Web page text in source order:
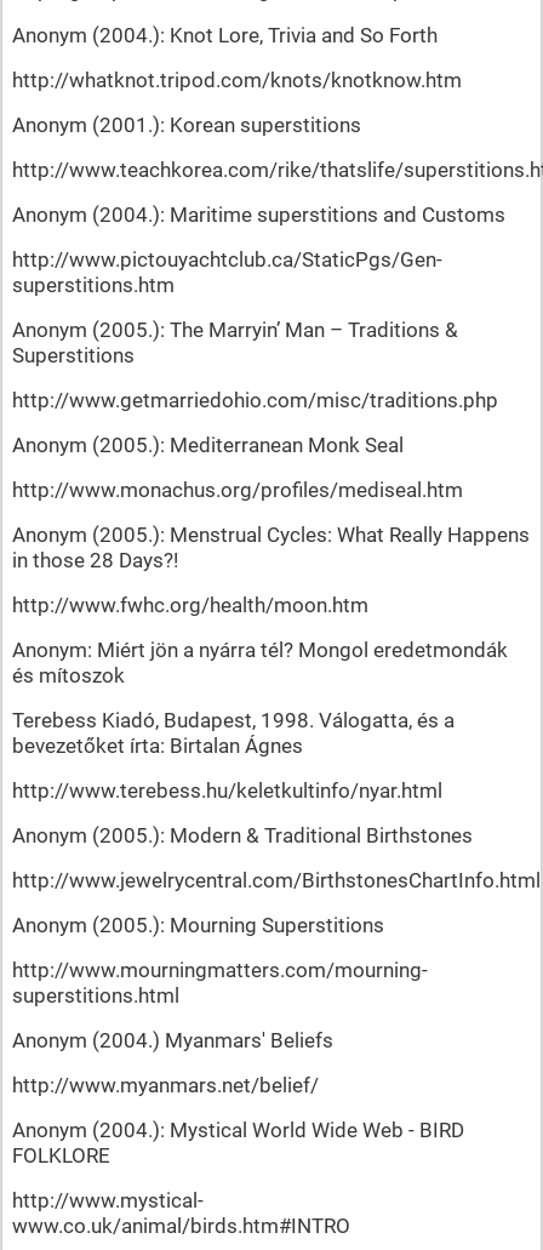
Anonym (2004.): Knot Lore, Trivia and So Forth
http://whatknot.tripod.com/knots/knotknow.htm
Anonym (2001.): Korean superstitions
http://www.teachkorea.com/rike/thatslife/
Anonym (2004.): Maritime superstitions and Customs
http://www.pictouyachtclub.ca/StaticPgs/Gen-
superstitions.htm
Anonym (2005.): The Marryin’ Man – Traditions &
Superstitions
http://www.getmarriedohio.com/misc/traditions.php
Anonym (2005.): Mediterranean Monk Seal
http://www.monachus.org/profiles/mediseal.htm
Anonym (2005.): Menstrual Cycles: What Really Happens
in those 28 Days?!
http://www.fwhc.org/health/moon.htm
Anonym: Miért jön a nyárra tél? Mongol eredetmondák
és mítoszok
Terebess Kiadó, Budapest, 1998. Válogatta, és a
bevezetőket írta: Birtalan Ágnes
http://www.terebess.hu/keletkultinfo/nyar.html
Anonym (2005.): Modern & Traditional Birthstones
http://www.jewelrycentral.com/BirthstonesChartInfo.html
Anonym (2005.): Mourning Superstitions
http://www.mourningmatters.com/mourning-
superstitions.html
Anonym (2004.) Myanmars' Beliefs
http://www.myanmars.net/belief/
Anonym (2004.): Mystical World Wide Web - BIRD
FOLKLORE
http://www.mystical-
www.co.uk/animal/birds.htm#INTRO